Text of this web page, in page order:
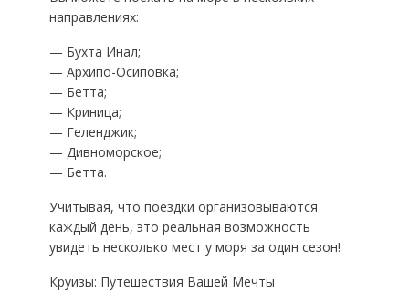
направлениях:
— Бухта Инал;
— Архипо-Осиповка;
— Бетта;
— Криница;
— Геленджик;
— Дивноморское;
— Бетта.
Учитывая, что поездки организовываются
каждый день, это реальная возможность
увидеть несколько мест у моря за один сезон!
Круизы: Путешествия Вашей Мечты